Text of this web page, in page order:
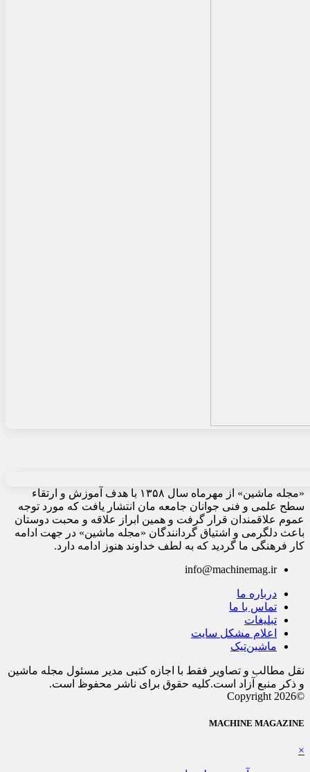
«مجله ماشین» از مهرماه سال ۱۳۵۸ با هدف آموزش و ارتقاء
سطح علمی و فنی جوانان جامعه مان انتشار یافت که مورد توجه
عموم علاقمندان قرار گرفت و همین ابراز علاقه و محبت دوستان
باعث دلگرمی و اشتیاق گردانندگان «مجله ماشین» در جهت ادامه
کار فرهنگی ما گردید که به لطف خداوند هنوز ادامه دارد.
info@machinemag.ir
درباره ما
تماس با ما
تبلیغات
اعلام مشکل سایت
ماشین‌تیک
نقل مطالب و تصاویر فقط با اجازه کتبی مدیر مسئول مجله ماشین
و ذکر منبع آزاد است.کلیه حقوق برای ناشر محفوظ است.
©Copyright 2026
MACHINE MAGAZINE
×